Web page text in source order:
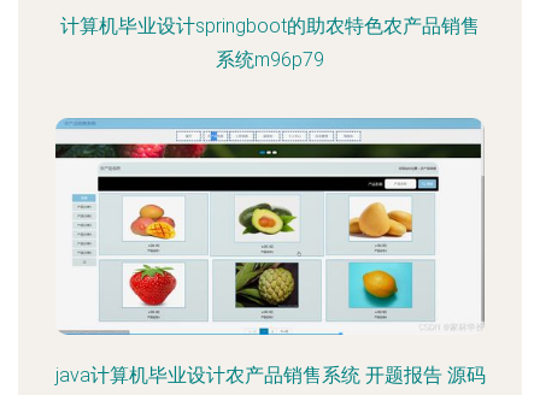
计算机毕业设计springboot的助农特色农产品销售
系统m96p79
java计算机毕业设计农产品销售系统 开题报告 源码